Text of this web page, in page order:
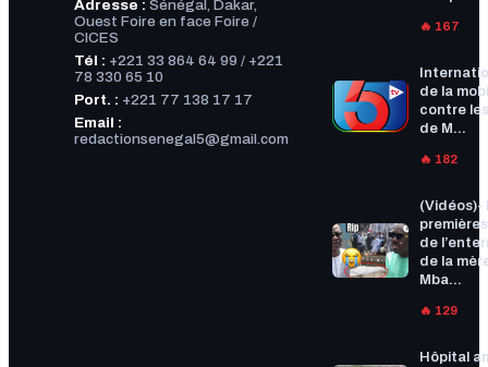
Adresse : Sénégal, Dakar,
Ouest Foire en face Foire /
CICES
Tél : +221 33 864 64 99 / +221
78 330 65 10
Port. : +221 77 138 17 17
Email :
redactionsenegal5@gmail.com
🔥 167
de la
contre
de M...
🔥 182
(Vidéos)-
de
de la
Mba...
🔥 129
Hôpital